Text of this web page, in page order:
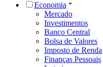
Economia
Mercado
Investimentos
Banco Central
Bolsa de Valores
Imposto de Renda
Finanças Pessoais